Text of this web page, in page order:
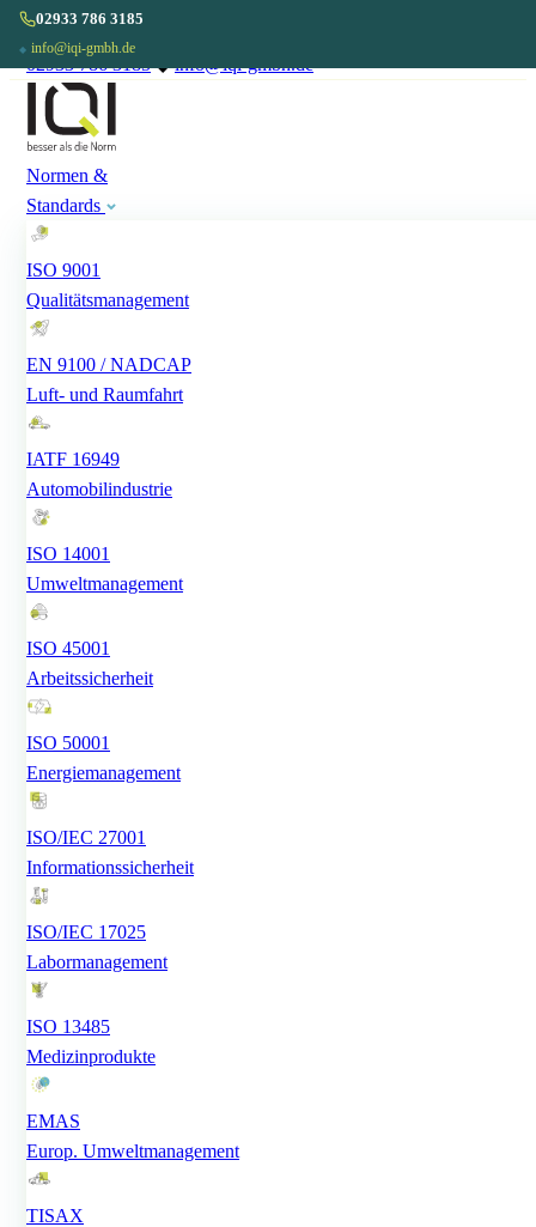
02933 786 3185 ◆ info@iqi-gmbh.de
02933 786 3185
◆ info@iqi-gmbh.de
Normen &
Standards
ISO 9001
Qualitätsmanagement
EN 9100 / NADCAP
Luft- und Raumfahrt
IATF 16949
Automobilindustrie
ISO 14001
Umweltmanagement
ISO 45001
Arbeitssicherheit
ISO 50001
Energiemanagement
ISO/IEC 27001
Informationssicherheit
ISO/IEC 17025
Labormanagement
ISO 13485
Medizinprodukte
EMAS
Europ. Umweltmanagement
TISAX